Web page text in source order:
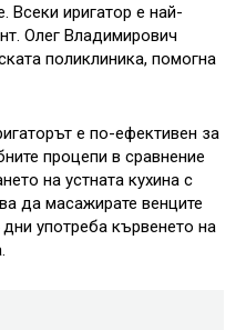
Всеки иригатор е най-
Олег Владимирович
поликлиника, помогна
е по-ефективен за
процепи в сравнение
на устната кухина с
да масажирате венците
употреба кървенето на